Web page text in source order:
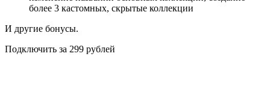
более 3 кастомных, скрытые коллекции
И другие бонусы.
Подключить за 299 рублей